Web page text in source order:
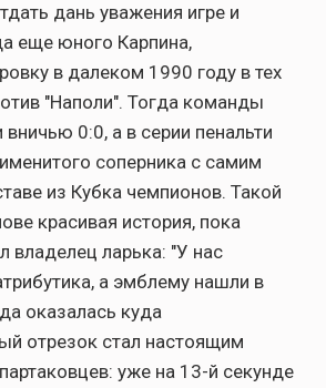
дань уважения игре и
еще юного Карпина,
в далеком 1990 году в тех
"Наполи". Тогда команды
0:0, а в серии пенальти
соперника с самим
из Кубка чемпионов. Такой
красивая история, пока
владелец ларька: "У нас
а эмблему нашли в
оказалась куда
отрезок стал настоящим
уже на 13-й секунде